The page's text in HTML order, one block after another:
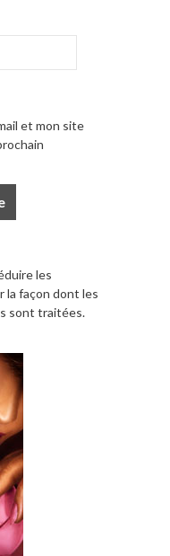
et mon site
les
la façon dont les
sont traitées.